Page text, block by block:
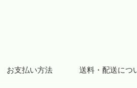
お支払い方法 送料・配送につ